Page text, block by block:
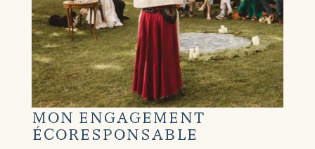
MON ENGAGEMENT
ÉCORESPONSABLE